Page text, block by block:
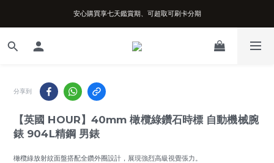
台南實體店面、兩年機芯保固、開立發票
安心購買享七天鑑賞期、可超取可刷卡分期
台南實體店面、兩年機芯保固、開立發票
分享到
【英國 HOUR】40mm 橄欖綠鑽石時標 自動機械腕
錶 904L精鋼 男錶
橄欖綠放射紋面盤搭配全鑽外圈設計，展現強烈高級視覺張力。